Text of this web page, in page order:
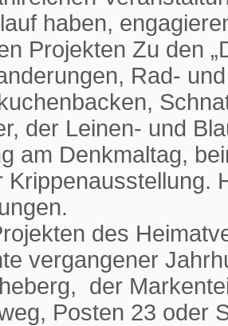
haben,
Projekten Zu den
Rad-
der Leinen- und
am Denkmaltag,
Krippenausstellung.
des
vergangener
der
Posten 23 oder